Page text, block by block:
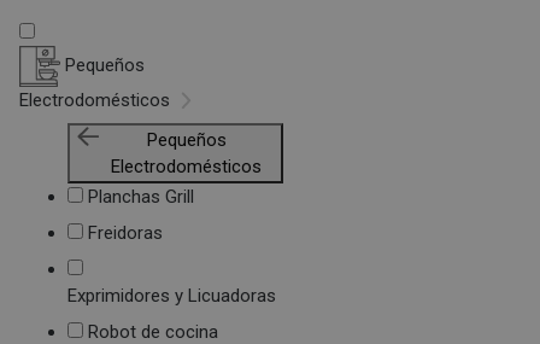
Pequeños
Electrodomésticos
Pequeños
Electrodomésticos
Planchas Grill
Freidoras
Exprimidores y Licuadoras
Robot de cocina